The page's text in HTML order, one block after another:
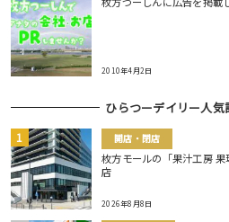
2010年4月2日
ひらつーデイリー人気
開店・閉店
枚方モールの「果汁工房
店
2026年8月8日